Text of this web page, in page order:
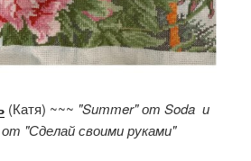
(Катя) ~~~ "Summer" от Soda и
"Сделай своими руками"